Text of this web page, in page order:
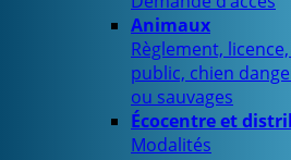
Animaux
Règlement,
public, chien
ou sauvages
Écocentre et
Modalités